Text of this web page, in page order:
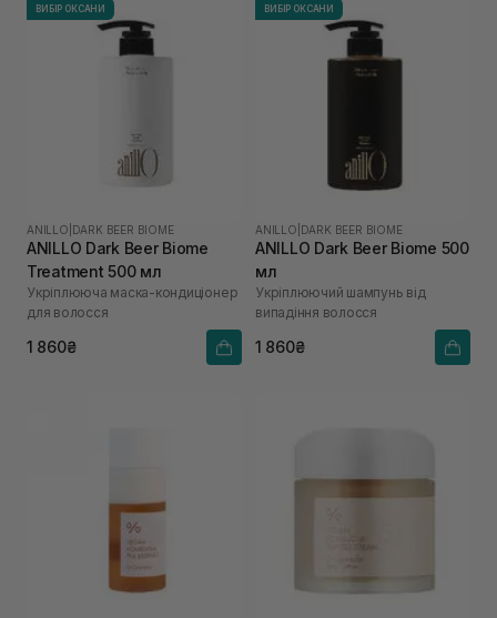
ВИБІР ОКСАНИ
ANILLO DARK BEER BIOME
ANILLO Dark Beer Biome
Treatment 500 мл
Укріплююча маска-кондиціонер
для волосся
1 860₴
ВИБІР ОКСАНИ
ANILLO DARK BEER BIOME
ANILLO Dark Beer Biome 500
мл
Укріплюючий шампунь від
випадіння волосся
1 860₴